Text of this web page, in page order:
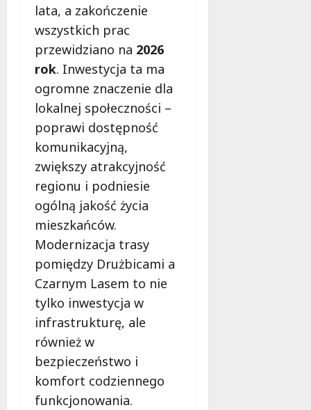
lata, a zakończenie
wszystkich prac
przewidziano na 2026
rok. Inwestycja ta ma
ogromne znaczenie dla
lokalnej społeczności –
poprawi dostępność
komunikacyjną,
zwiększy atrakcyjność
regionu i podniesie
ogólną jakość życia
mieszkańców.
Modernizacja trasy
pomiędzy Drużbicami a
Czarnym Lasem to nie
tylko inwestycja w
infrastrukturę, ale
również w
bezpieczeństwo i
komfort codziennego
funkcjonowania.